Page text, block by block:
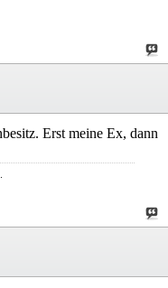
Erst meine Ex, dann